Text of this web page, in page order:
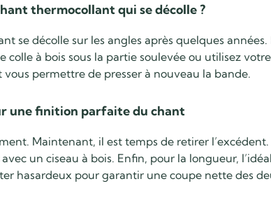
thermocollant qui se décolle ?
se décolle sur les angles après quelques années.
colle à bois sous la partie soulevée ou utilisez
vous permettre de presser à nouveau la bande.
une finition parfaite du chant
Maintenant, il est temps de retirer l’excédent.
un ciseau à bois. Enfin, pour la longueur,
hasardeux pour garantir une coupe nette des